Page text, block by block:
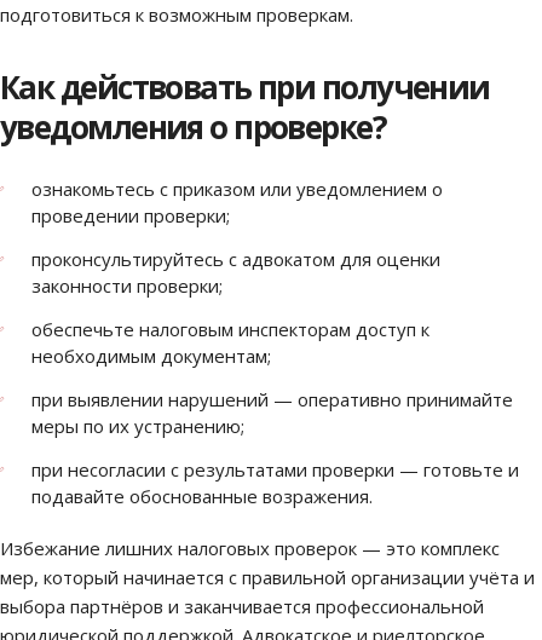
подготовиться к возможным проверкам.
Как действовать при получении
уведомления о проверке?
ознакомьтесь с приказом или уведомлением о
проведении проверки;
проконсультируйтесь с адвокатом для оценки
законности проверки;
обеспечьте налоговым инспекторам доступ к
необходимым документам;
при выявлении нарушений — оперативно принимайте
меры по их устранению;
при несогласии с результатами проверки — готовьте и
подавайте обоснованные возражения.
Избежание лишних налоговых проверок — это комплекс
мер, который начинается с правильной организации учёта и
выбора партнёров и заканчивается профессиональной
юридической поддержкой. Адвокатское и риелторское